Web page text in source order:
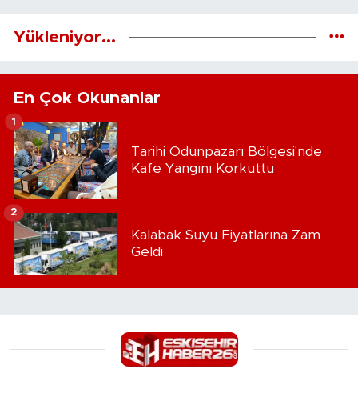
Yükleniyor...
En Çok Okunanlar
Tarihi Odunpazarı Bölgesi'nde
Kafe Yangını Korkuttu
1
Kalabak Suyu Fiyatlarına Zam
Geldi
2